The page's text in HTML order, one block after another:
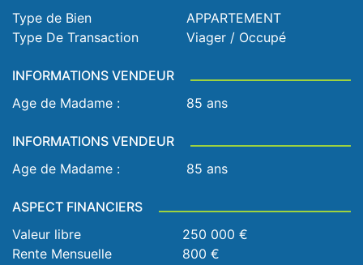
Type de Bien
APPARTEMENT
Type De Transaction
Viager / Occupé
INFORMATIONS VENDEUR
Age de Madame :
85 ans
INFORMATIONS VENDEUR
Age de Madame :
85 ans
ASPECT FINANCIERS
Valeur libre
250 000 €
Rente Mensuelle
800 €